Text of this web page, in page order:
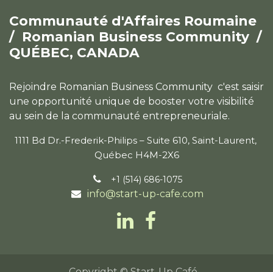
Communauté d'Affaires Roumaine
/ Romanian Business Community /
QUÉBEC, CANADA
Rejoindre Romanian Business Community c'est saisir
une opportunité unique de booster votre visibilité
au sein de la communauté entrepreneuriale.
1111 Bd Dr.-Frederik-Philips – Suite 610, Saint-Laurent,
Québec H4M-2X6
+1 (514) 686-1075
info@start-up-cafe.com